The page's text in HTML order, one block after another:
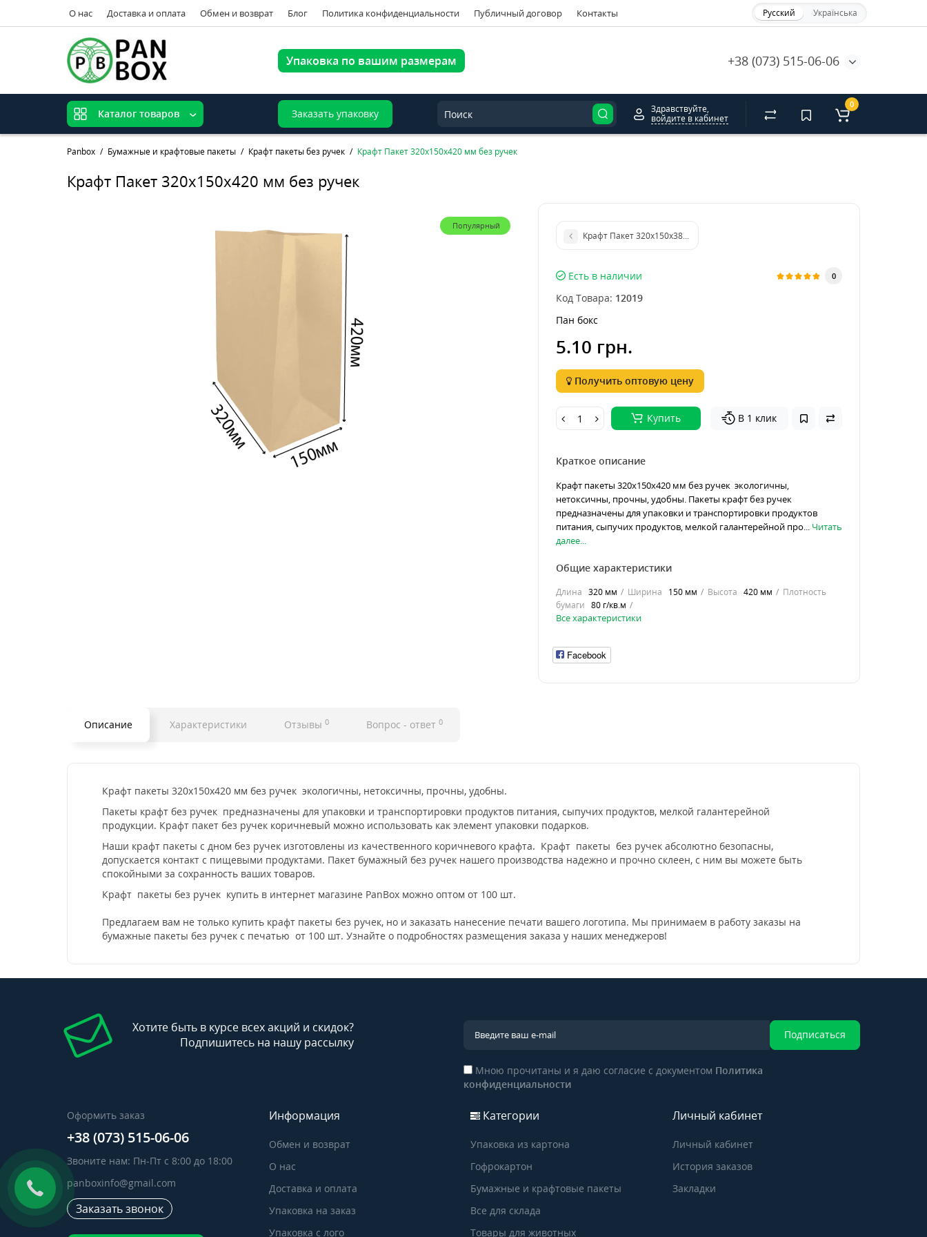
О нас Доставка и оплата Обмен и возврат Блог Политика конфиденциальности Публичный договор Контакты Русский Українська
+38 (073) 515-06-06
Упаковка по вашим размерам
Каталог товаров Заказать упаковку
Здравствуйте,
войдите в кабинет
0
Panbox Бумажные и крафтовые пакеты Крафт пакеты без ручек Крафт Пакет 320х150х420 мм без ручек
Крафт Пакет 320х150х420 мм без ручек
Популярный
Крафт Пакет 320х150х380 мм без ручек
Есть в наличии 0
Код Товара: 12019
Пан бокс
5.10 грн.
Получить оптовую цену
Купить В 1 клик
Краткое описание
Крафт пакеты 320х150х420 мм без ручек экологичны,
нетоксичны, прочны, удобны. Пакеты крафт без ручек
предназначены для упаковки и транспортировки продуктов
питания, сыпучих продуктов, мелкой галантерейной про... Читать
далее...
Общие характеристики
Длина 320 мм Ширина 150 мм Высота 420 мм
Плотность
бумаги 80 г/кв.м
Все характеристики
Facebook
Описание Характеристики Отзывы 0 Вопрос - ответ 0
Крафт пакеты 320х150х420 мм без ручек экологичны, нетоксичны, прочны, удобны.
Пакеты крафт без ручек предназначены для упаковки и транспортировки продуктов питания, сыпучих продуктов, мелкой галантерейной
продукции. Крафт пакет без ручек коричневый можно использовать как элемент упаковки подарков.
Наши крафт пакеты с дном без ручек изготовлены из качественного коричневого крафта. Крафт пакеты без ручек абсолютно безопасны,
допускается контакт с пищевыми продуктами. Пакет бумажный без ручек нашего производства надежно и прочно склеен, с ним вы можете быть
спокойными за сохранность ваших товаров.
Крафт пакеты без ручек купить в интернет магазине PanBox можно оптом от 100 шт.
Предлагаем вам не только купить крафт пакеты без ручек, но и заказать нанесение печати вашего логотипа. Мы принимаем в работу заказы на
бумажные пакеты без ручек с печатью от 100 шт. Узнайте о подробностях размещения заказа у наших менеджеров!
Хотите быть в курсе всех акций и скидок?
Подпишитесь на нашу рассылку
Подписаться
Мною прочитаны и я даю согласие с документом Политика
конфиденциальности
Оформить заказ
+38 (073) 515-06-06
Звоните нам: Пн-Пт с 8:00 до 18:00
panboxinfo@gmail.com
Заказать звонок
Информация
Обмен и возврат
О нас
Доставка и оплата
Упаковка на заказ
Упаковка с лого
Категории
Упаковка из картона
Гофрокартон
Бумажные и крафтовые пакеты
Все для склада
Товары для животных
Личный кабинет
Личный кабинет
История заказов
Закладки